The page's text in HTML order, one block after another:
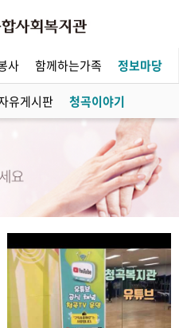
사 함께하는가족 정보마당
유게시판 청곡이야기